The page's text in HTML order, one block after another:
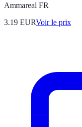
Ammareal FR
3.19 EURVoir le prix